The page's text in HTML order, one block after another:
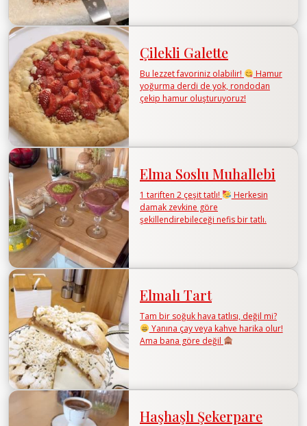
Çilekli Galette
Bu lezzet favoriniz olabilir!
Hamur
yoğurma derdi de yok, rondodan
çekip hamur oluşturuyoruz!
Elma Soslu Muhallebi
1 tariften 2 çeşit tatlı!
Herkesin
damak zevkine göre
şekillendirebileceği nefis bir tatlı.
Elmalı Tart
Tam bir soğuk hava tatlısı, değil mi?
Yanına çay veya kahve harika olur!
Ama bana göre değil
Haşhaşlı Şekerpare